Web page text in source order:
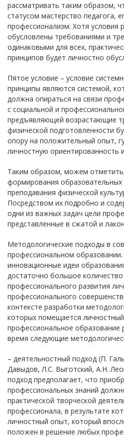
рассматривать таким образом,
статусом мастерство педагога,
профессионализм. Хотя условия
обусловлены требованиями и
одинаковыми для всех,
принципов будет личностно
Пятое условие – условие
принципы являются системой,
должна опираться на связи
с социальной и
предъявляющей возрастающие
физической подготовленности
опору на положительный опыт,
личностную ориентированность
Таким образом, можем
формирования
преподавания физической
Посредством их подробно и
одни из важных задач цели
представленные в сжатой и
Методологические подходы в
профессиональном образовании.
инновационные идеи
достаточно большое
профессионального развития
профессионального
контексте разработки
которых помещается
профессиональное образование
время следующие
– деятельностный подход (П.
Давыдов, Л.С. Выготский, А.Н.
подход предполагает, что
профессиональных знаний
практической творческой
профессионала, в результате
личностный опыт, который
положен в решение любых